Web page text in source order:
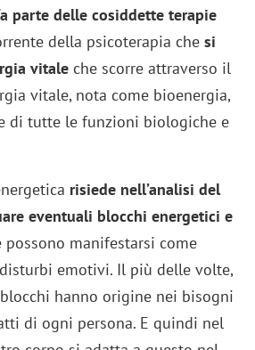
parte delle cosiddette terapie
della psicoterapia chesi
vitale che scorre attraverso il
vitale, nota come bioenergia,
di tutte le funzioni biologiche e
risiede nell’analisi del
eventuali blocchi energetici e
possono manifestarsi come
emotivi. Il più delle volte,
hanno origine nei bisogni
di ogni persona. E quindi nel